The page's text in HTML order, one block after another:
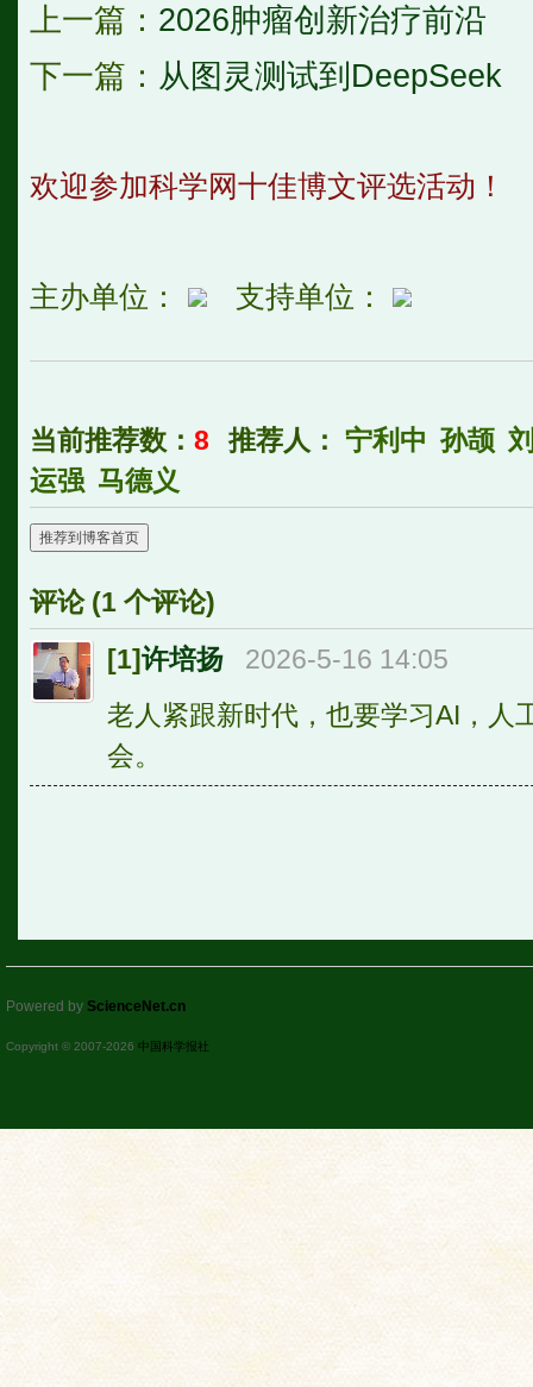
上一篇： 2026肿瘤创新治疗前沿
下一篇： 从图灵测试到DeepSeek
欢迎参加科学网十佳博文评选活动！
主办单位： 支持单位：
当前推荐数： 8 推荐人： 宁利中 孙颉
运强 马德义
推荐到博客首页
评论 (1 个评论)
[1]许培扬
2026-5-16 14:05
老人紧跟新时代，也要学习AI，人
会。
Powered by ScienceNet.cn
Copyright © 2007-2026 中国科学报社